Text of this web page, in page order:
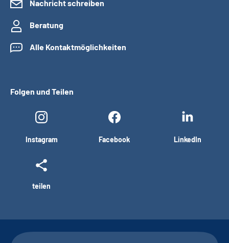
Nachricht schreiben
Beratung
Alle Kontaktmöglichkeiten
Folgen und Teilen
Instagram Facebook LinkedIn
teilen